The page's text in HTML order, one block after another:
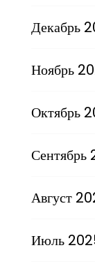
Декабрь
Ноябрь
Октябрь
Сентябрь
Август
Июль